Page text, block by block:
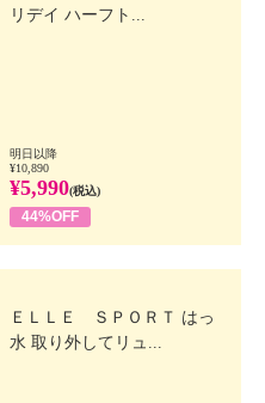
リデイ ハーフト...
明日以降
¥10,890
¥5,990(税込)
44%OFF
ＥＬＬＥ ＳＰＯＲＴ はっ
水 取り外してリュ...